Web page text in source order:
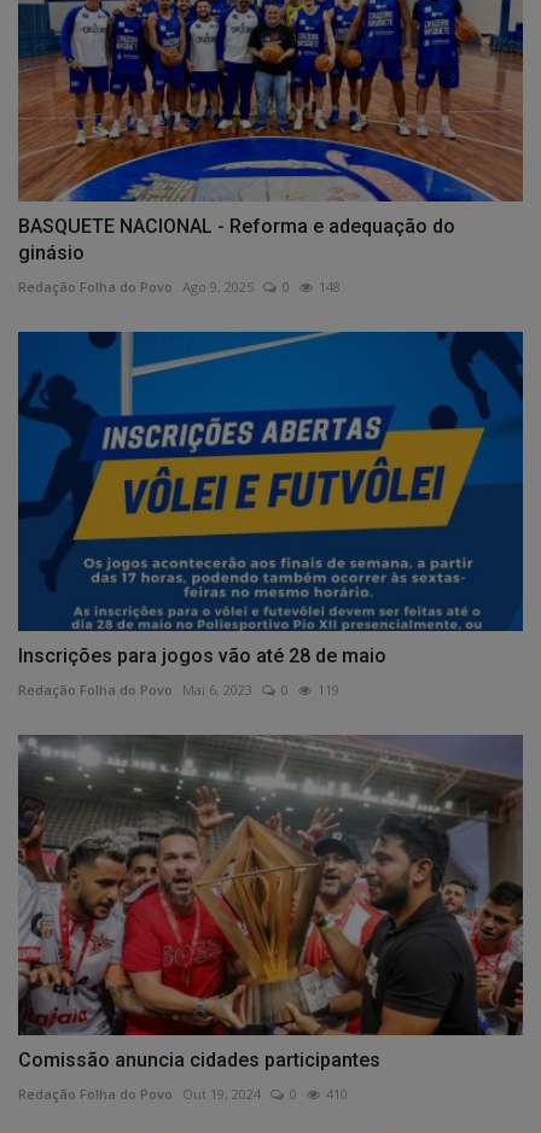
BASQUETE NACIONAL - Reforma e adequação do
ginásio
Redação Folha do Povo Ago 9, 2025 0 148
Inscrições para jogos vão até 28 de maio
Redação Folha do Povo Mai 6, 2023 0 119
Comissão anuncia cidades participantes
Redação Folha do Povo Out 19, 2024 0 410